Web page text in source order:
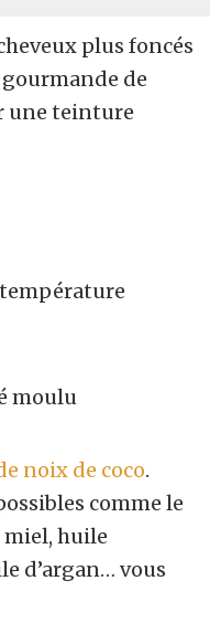
plus foncés
de
une teinture
moulu
noix de coco.
comme le
miel, huile
d’argan… vous